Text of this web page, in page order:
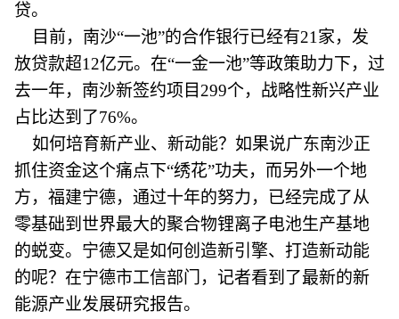
贷。
目前，南沙“一池”的合作银行已经有21家，发
放贷款超12亿元。在“一金一池”等政策助力下，过
去一年，南沙新签约项目299个，战略性新兴产业
占比达到了76%。
如何培育新产业、新动能？如果说广东南沙正
抓住资金这个痛点下“绣花”功夫，而另外一个地
方，福建宁德，通过十年的努力，已经完成了从
零基础到世界最大的聚合物锂离子电池生产基地
的蜕变。宁德又是如何创造新引擎、打造新动能
的呢？在宁德市工信部门，记者看到了最新的新
能源产业发展研究报告。